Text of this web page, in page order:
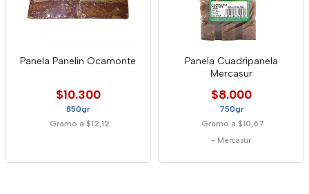
Panela Panelin Ocamonte
$10.300
850gr
Gramo a $12,12
Panela Cuadripanela
Mercasur
$8.000
750gr
Gramo a $10,67
- Mercasur